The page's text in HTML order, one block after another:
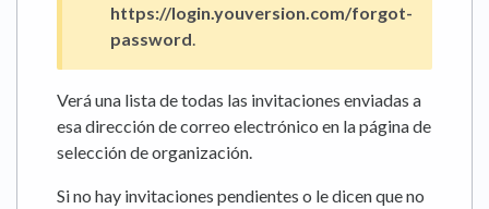
https://login.youversion.com/forgot-
password.
Verá una lista de todas las invitaciones enviadas a
esa dirección de correo electrónico en la página de
selección de organización.
Si no hay invitaciones pendientes o le dicen que no